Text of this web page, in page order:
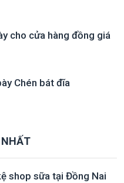
cho cửa hàng đồng giá
Chén bát đĩa
NHẤT
shop sữa tại Đồng Nai